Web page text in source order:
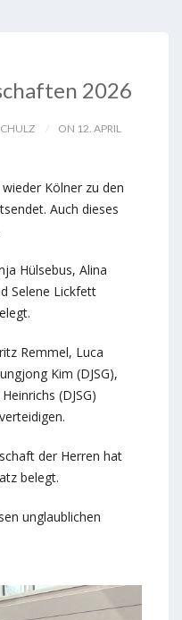
2026
ON 12. APRIL
Kölner zu den
Auch dieses
Hülsebus, Alina
Selene Lickfett
Remmel, Luca
Kim (DJSG),
(DJSG)
der Herren hat
belegt.
unglaublichen